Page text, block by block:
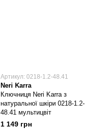
Артикул: 0218-1.2-48.41
Neri Karra
Ключниця Neri Karra з
натуральної шкіри 0218-1.2-
48.41 мультицвіт
1 149 грн